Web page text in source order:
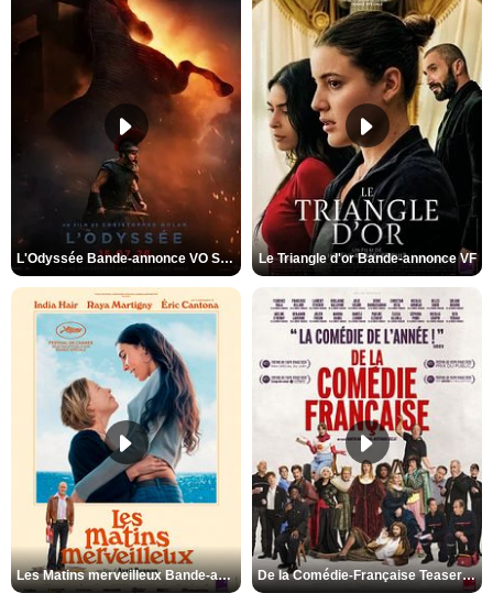
L'Odyssée Bande-annonce VO STFR Le Triangle d'or Bande-annonce VF
Les Matins merveilleux Bande-annonce VF De la Comédie-Française Teaser VF